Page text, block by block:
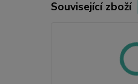
Související zboží